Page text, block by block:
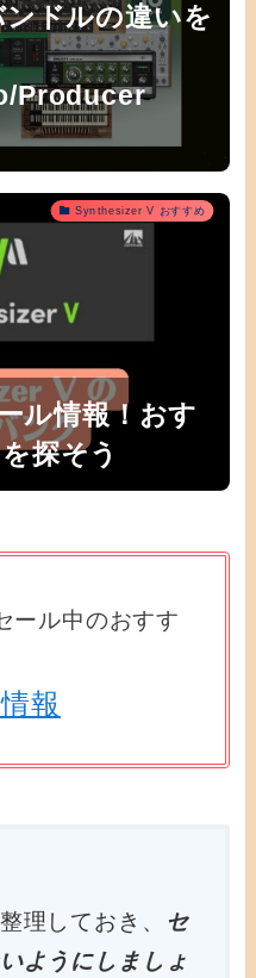
ドルの違いを
Producer
Synthesizer V おすすめ
ル情報！おす
探そう
ール中のおすす
報
理しておき、
セ
ようにしましょ